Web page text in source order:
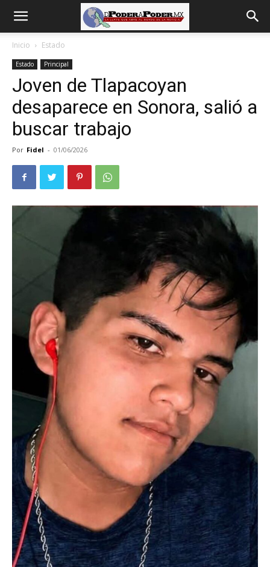
poder
Poder
Inicio Estado
Estado Principal
Joven de Tlapacoyan
desaparece en Sonora, salió a
buscar trabajo
Por Fidel - 01/06/2026